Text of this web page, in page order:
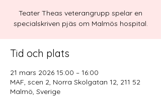
Teater Theas veterangrupp spelar en
specialskriven pjäs om Malmös hospital.
Tid och plats
21 mars 2026 15:00 – 16:00
MAF, scen 2, Norra Skolgatan 12, 211 52
Malmö, Sverige